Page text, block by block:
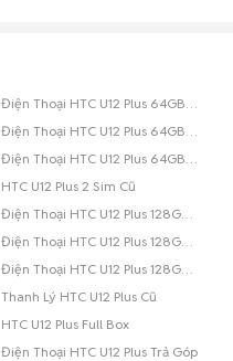
Điện Thoại HTC U12 Plus 64GB Xanh Dương
Điện Thoại HTC U12 Plus 64GB Đỏ
Điện Thoại HTC U12 Plus 64GB Bạc
HTC U12 Plus 2 Sim Cũ
Điện Thoại HTC U12 Plus 128GB Xanh Dương
Điện Thoại HTC U12 Plus 128GB Đỏ
Điện Thoại HTC U12 Plus 128GB Đen
Thanh Lý HTC U12 Plus Cũ
HTC U12 Plus Full Box
Điện Thoại HTC U12 Plus Trả Góp